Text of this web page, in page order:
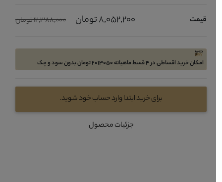
قیمت 8,052,200 تومان 12,388,000 تومان
امکان خرید اقساطی در 4 قسط ماهیانه 2013050 تومان بدون سود و چک
برای خرید ابتدا وارد حساب خود شوید.
جزئیات محصول